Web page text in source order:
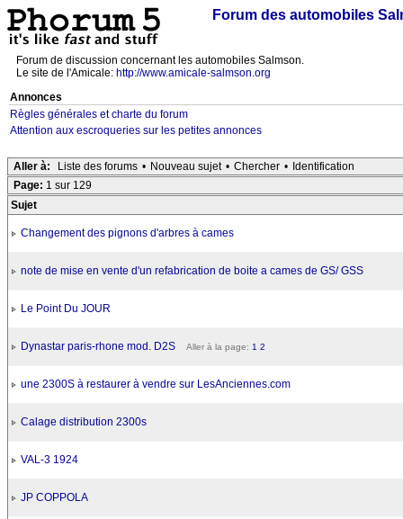
Forum des automobiles
Forum de discussion concernant les automobiles Salmson.
Le site de l'Amicale: http://www.amicale-salmson.org
Annonces
Règles générales et charte du forum
Attention aux escroqueries sur les petites annonces
Aller à: Liste des forums • Nouveau sujet • Chercher • Identification
Page: 1 sur 129
Sujet
Changement des pignons d'arbres à cames
note de mise en vente d'un refabrication de boite a cames de GS/ GSS
Le Point Du JOUR
Dynastar paris-rhone mod. D2S Aller à la page: 1 2
une 2300S à restaurer à vendre sur LesAnciennes.com
Calage distribution 2300s
VAL-3 1924
JP COPPOLA